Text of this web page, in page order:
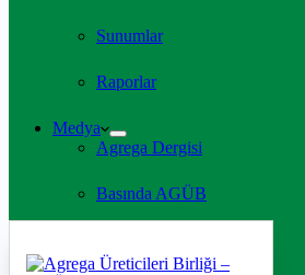
Sunumlar
Raporlar
Medya
Agrega Dergisi
Basında AGÜB